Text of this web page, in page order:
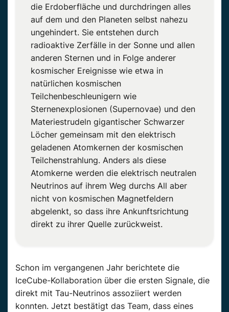
die Erdoberfläche und durchdringen alles
auf dem und den Planeten selbst nahezu
ungehindert. Sie entstehen durch
radioaktive Zerfälle in der Sonne und allen
anderen Sternen und in Folge anderer
kosmischer Ereignisse wie etwa in
natürlichen kosmischen
Teilchenbeschleunigern wie
Sternenexplosionen (Supernovae) und den
Materiestrudeln gigantischer Schwarzer
Löcher gemeinsam mit den elektrisch
geladenen Atomkernen der kosmischen
Teilchenstrahlung. Anders als diese
Atomkerne werden die elektrisch neutralen
Neutrinos auf ihrem Weg durchs All aber
nicht von kosmischen Magnetfeldern
abgelenkt, so dass ihre Ankunftsrichtung
direkt zu ihrer Quelle zurückweist.
Schon im vergangenen Jahr berichtete die
IceCube-Kollaboration über die ersten Signale, die
direkt mit Tau-Neutrinos assoziiert werden
konnten. Jetzt bestätigt das Team, dass eines